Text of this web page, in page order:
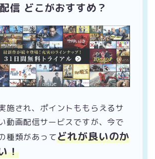
信 どこがおすすめ？
施され、ポイントももらえるサ
動画配信サービスですが、今で
種類があってどれが良いのか
！